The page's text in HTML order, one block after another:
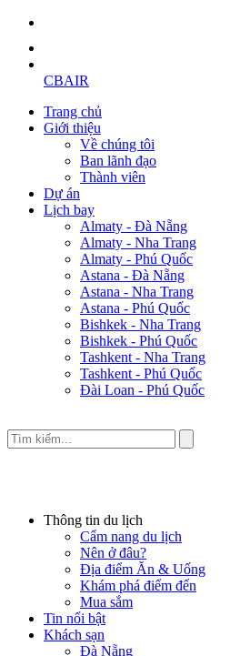
CBAIR
Trang chủ
Giới thiệu
Về chúng tôi
Ban lãnh đạo
Thành viên
Dự án
Lịch bay
Almaty - Đà Nẵng
Almaty - Nha Trang
Almaty - Phú Quốc
Astana - Đà Nẵng
Astana - Nha Trang
Astana - Phú Quốc
Bishkek - Nha Trang
Bishkek - Phú Quốc
Tashkent - Nha Trang
Tashkent - Phú Quốc
Đài Loan - Phú Quốc
Thông tin du lịch
Cẩm nang du lịch
Nên ở đâu?
Địa điểm Ăn & Uống
Khám phá điểm đến
Mua sắm
Tin nổi bật
Khách sạn
Đà Nẵng